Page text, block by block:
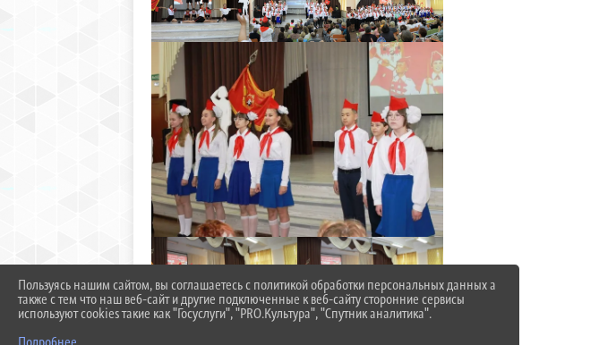
Пользуясь нашим сайтом, вы соглашаетесь с политикой обработки персональных данных а
также с тем что наш веб-сайт и другие подключенные к веб-сайту сторонние сервисы
используют cookies такие как "Госуслуги", "PRO.Культура", "Спутник аналитика".
Подробнее